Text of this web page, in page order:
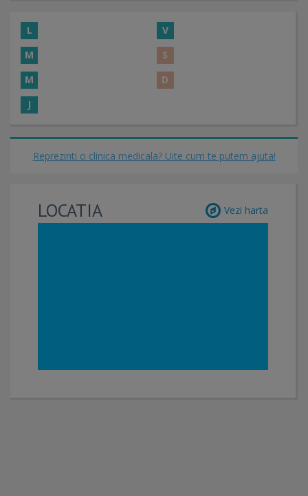
L
V
M
S
M
D
J
Reprezinti o clinica medicala? Uite cum te putem ajuta!
LOCATIA Vezi harta